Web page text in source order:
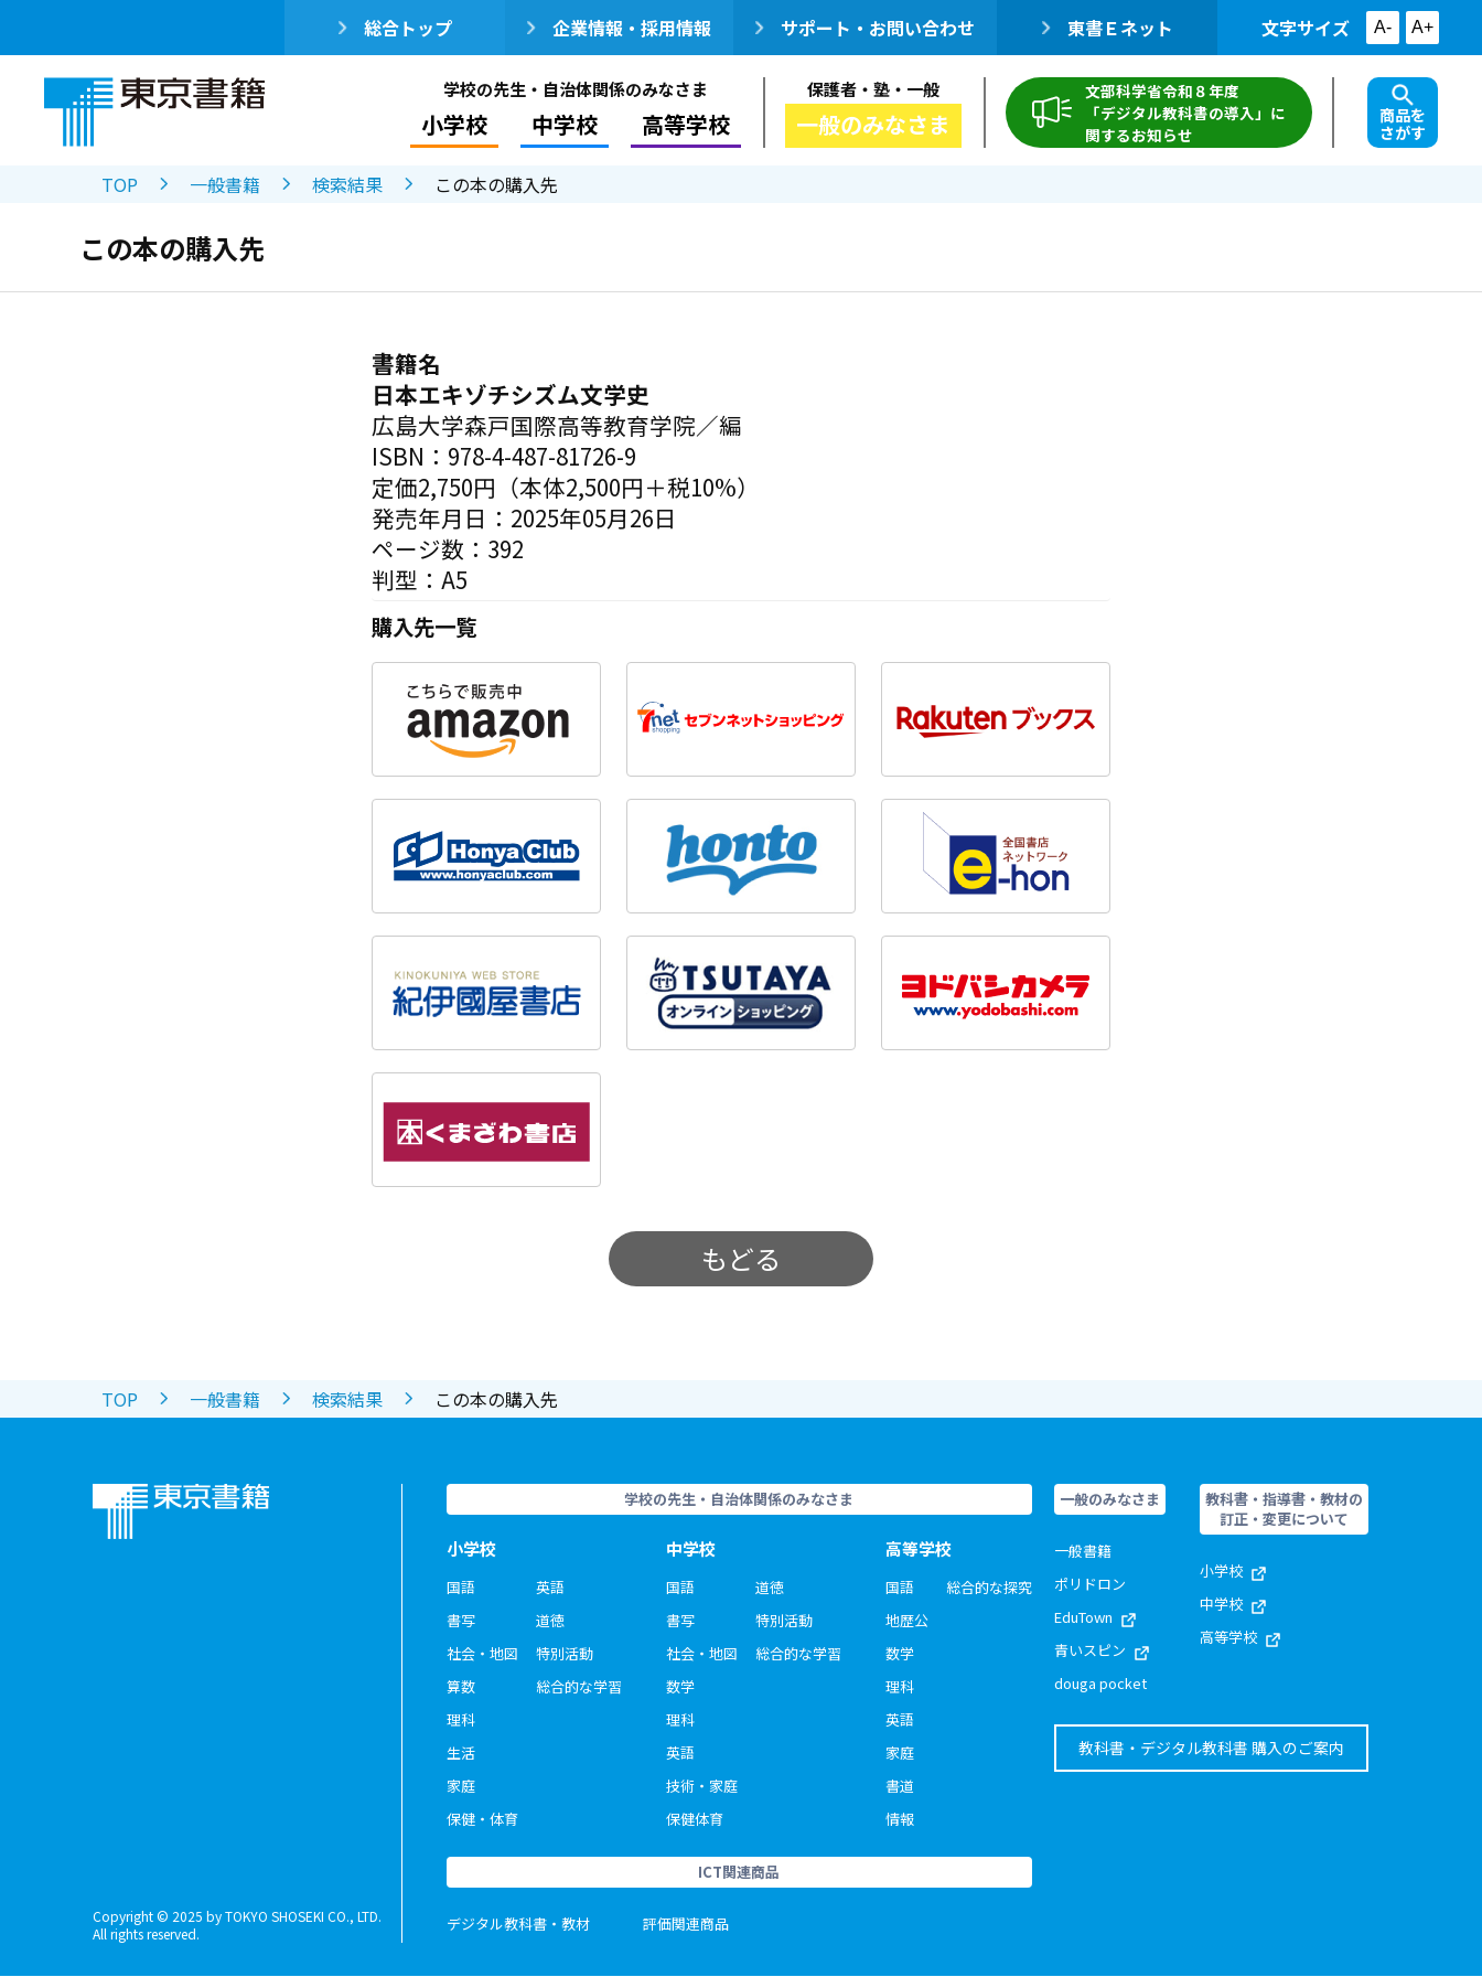
総合トップ 企業情報・採用情報 サポート・お問い合わせ 東書Ｅネット 文字サイズ A- A+
学校の先生・自治体関係のみなさま
小学校 中学校 高等学校
保護者・塾・一般
一般のみなさま
文部科学省令和８年度
「デジタル教科書の導入」に
関するお知らせ
商品を
さがす
TOP 一般書籍 検索結果 この本の購入先
この本の購入先
書籍名
日本エキゾチシズム文学史
広島大学森戸国際高等教育学院／編
ISBN：978-4-487-81726-9
定価2,750円（本体2,500円＋税10%）
発売年月日：2025年05月26日
ページ数：392
判型：A5
購入先一覧
もどる
TOP 一般書籍 検索結果 この本の購入先
Copyright © 2025 by TOKYO SHOSEKI CO., LTD.
All rights reserved.
学校の先生・自治体関係のみなさま
小学校
国語
書写
社会・地図
算数
理科
生活
家庭
保健・体育
英語
道徳
特別活動
総合的な学習
中学校
国語
書写
社会・地図
数学
理科
英語
技術・家庭
保健体育
道徳
特別活動
総合的な学習
高等学校
国語
地歴公
数学
理科
英語
家庭
書道
情報
総合的な探究
ICT関連商品
デジタル教科書・教材 評価関連商品
一般のみなさま
一般書籍
ポリドロン
EduTown
青いスピン
douga pocket
教科書・指導書・教材の
訂正・変更について
小学校
中学校
高等学校
教科書・デジタル教科書 購入のご案内